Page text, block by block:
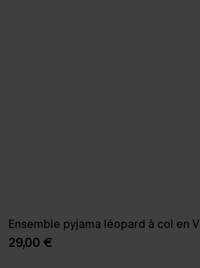
Ensemble pyjama léopard à col en V
29,00 €